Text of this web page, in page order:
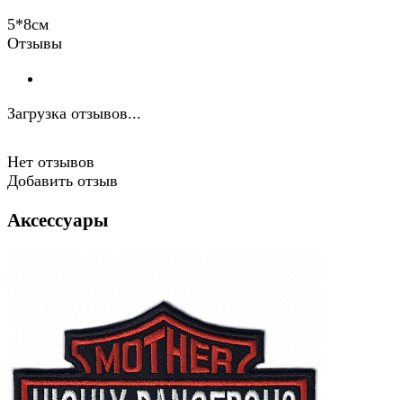
5*8см
Отзывы
Загрузка отзывов...
Нет отзывов
Добавить отзыв
Аксессуары